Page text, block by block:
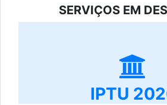
SERVIÇOS EM
IPTU